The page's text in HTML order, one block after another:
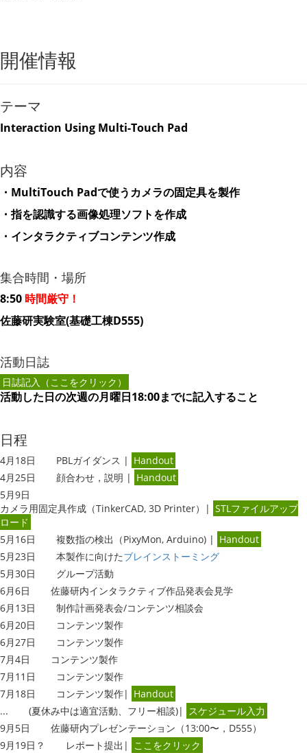
開催情報
テーマ
Interaction Using Multi-Touch Pad
内容
・MultiTouch Padで使うカメラの固定具を製作
・指を認識する画像処理ソフトを作成
・インタラクティブコンテンツ作成
集合時間・場所
8:50 時間厳守！
佐藤研実験室(基礎工棟D555)
活動日誌
日誌記入（ここをクリック）
活動した日の次週の月曜日18:00までに記入すること
日程
4月18日 PBLガイダンス | Handout
4月25日
顔合わせ，説明 | Handout
5月9日
カメラ用固定具作成（TinkerCAD, 3D Printer）| STLファイルアップ
ロード
5月16日
複数指の検出（PixyMon, Arduino) | Handout
5月23日
本製作に向けたブレインストーミング
5月30日
グループ活動
6月6日
佐藤研内インタラクティブ作品発表会見学
6月13日
制作計画発表会/コンテンツ相談会
6月20日
コンテンツ製作
6月27日
コンテンツ製作
7月4日
コンテンツ製作
7月11日
コンテンツ製作
7月18日
コンテンツ製作| Handout
...
(夏休み中は適宜活動、フリー相談)| スケジュール入力
9月5日
佐藤研内プレゼンテーション（13:00〜，D555）
9月19日？
レポート提出| ここをクリック